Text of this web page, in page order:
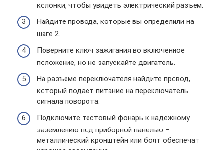
колонки, чтобы увидеть электрический разъем.
Найдите провода, которые вы определили на
шаге 2.
Поверните ключ зажигания во включенное
положение, но не запускайте двигатель.
На разъеме переключателя найдите провод,
который подает питание на переключатель
сигнала поворота.
Подключите тестовый фонарь к надежному
заземлению под приборной панелью –
металлический кронштейн или болт обеспечат